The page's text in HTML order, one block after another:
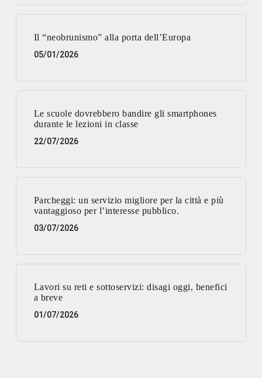
Il “neobrunismo” alla porta dell’Europa
05/01/2026
Le scuole dovrebbero bandire gli smartphones
durante le lezioni in classe
22/07/2026
Parcheggi: un servizio migliore per la città e più
vantaggioso per l’interesse pubblico.
03/07/2026
Lavori su reti e sottoservizi: disagi oggi, benefici
a breve
01/07/2026